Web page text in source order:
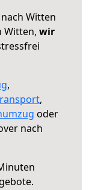
Witten
Witten, wir
,
,
oder
nach